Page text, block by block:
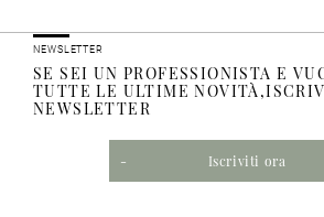
NEWSLETTER
SE SEI UN PROFESSIONISTA E
TUTTE LE ULTIME
NEWSLETTER
Iscriviti ora